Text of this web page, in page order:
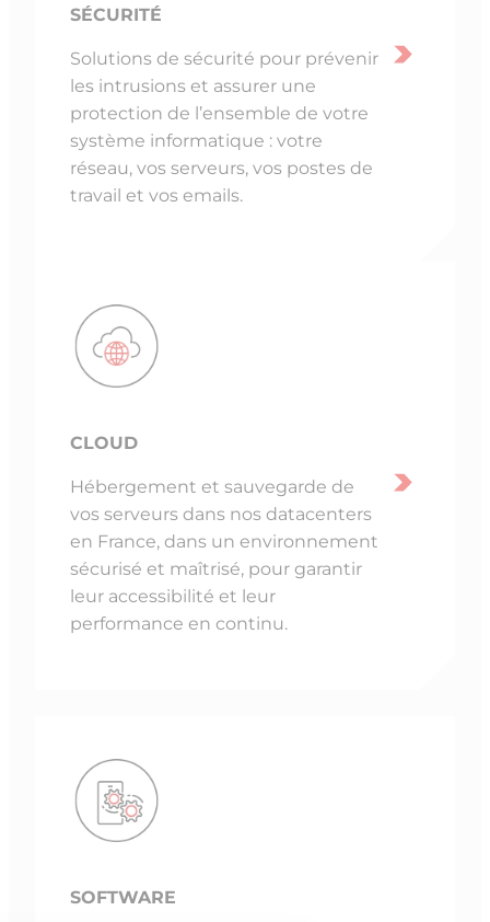
SÉCURITÉ
Solutions de sécurité pour prévenir
les intrusions et assurer une
protection de l’ensemble de votre
système informatique : votre
réseau, vos serveurs, vos postes de
travail et vos emails.
CLOUD
Hébergement et sauvegarde de
vos serveurs dans nos datacenters
en France, dans un environnement
sécurisé et maîtrisé, pour garantir
leur accessibilité et leur
performance en continu.
SOFTWARE